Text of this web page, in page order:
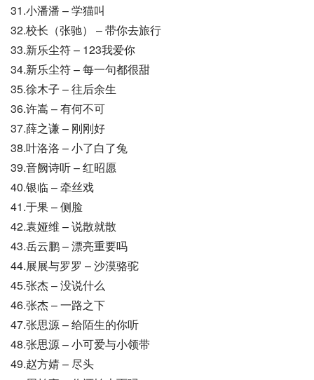
31.小潘潘 – 学猫叫
32.校长（张驰） – 带你去旅行
33.新乐尘符 – 123我爱你
34.新乐尘符 – 每一句都很甜
35.徐木子 – 往后余生
36.许嵩 – 有何不可
37.薛之谦 – 刚刚好
38.叶洛洛 – 小了白了兔
39.音阙诗听 – 红昭愿
40.银临 – 牵丝戏
41.于果 – 侧脸
42.袁娅维 – 说散就散
43.岳云鹏 – 漂亮重要吗
44.展展与罗罗 – 沙漠骆驼
45.张杰 – 没说什么
46.张杰 – 一路之下
47.张思源 – 给陌生的你听
48.张思源 – 小可爱与小领带
49.赵方婧 – 尽头